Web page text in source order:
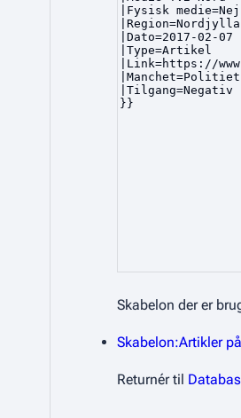
Skabelon der er
Skabelon:Artikler
Returnér til